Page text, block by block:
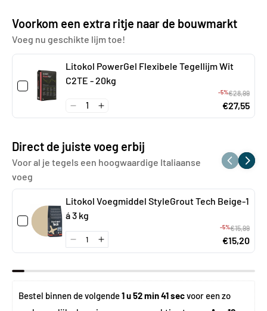
Voorkom een extra ritje naar de bouwmarkt
Voeg nu geschikte lijm toe!
Litokol PowerGel Flexibele Tegellijm Wit
C2TE - 20kg
-5%€28,99
€27,55
Direct de juiste voeg erbij
Voor al je tegels een hoogwaardige Italiaanse
voeg
Litokol Voegmiddel StyleGrout Tech Beige-1
á 3 kg
-5%€15,99
€15,20
Bestel binnen de volgende 1 u 52 min 41 sec voor een zo